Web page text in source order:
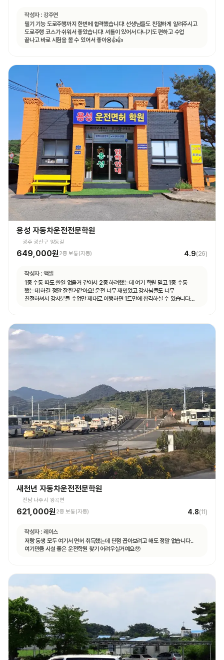
작성자 : 강주연
필기 기능 도로주행까지 한번에 합격했습니다! 선생님들도 친절하게 알려주시고
도로주행 코스가 쉬워서 좋았습니다! 셔틀이 있어서 다니기도 편하고 수업
끝나고 바로 시험을 볼 수 있어서 좋아용👍👍
용성 자동차운전전문학원
광주 광산구 양동길
649,000원 2종 보통(자동) 4.9(26)
작성자 : 액셀
1종 수동 따도 쓸일 없을거 같아서 2종 하려했는데 여기 학원 믿고 1종 수동
했는데 하길 정말 잘한거같아요! 운전 너무 재밌었고 강사님들도 너무
친절하셔서 강사분들 수업만 제대로 이행하면 1트만에 합격하실 수 있습니다
새천년 자동차운전전문학원
전남 나주시 왕곡면
621,000원2종 보통(자동) 4.8(11)
작성자 : 레이스
저랑 동생 모두 여기서 면허 취득했는데 단점 꼽아보려고 해도 정말 없습니다..
여기만큼 시설 좋은 운전학원 찾기 어려우실거예요🥹